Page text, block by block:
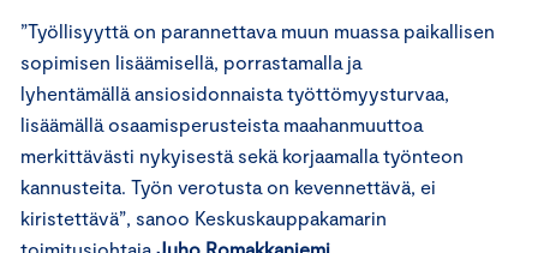
”Työllisyyttä on parannettava muun muassa paikallisen
sopimisen lisäämisellä, porrastamalla ja
lyhentämällä ansiosidonnaista työttömyysturvaa,
lisäämällä osaamisperusteista maahanmuuttoa
merkittävästi nykyisestä sekä korjaamalla työnteon
kannusteita. Työn verotusta on kevennettävä, ei
kiristettävä”, sanoo Keskuskauppakamarin